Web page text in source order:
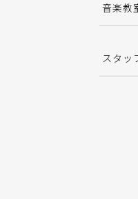
音楽教
スタッ